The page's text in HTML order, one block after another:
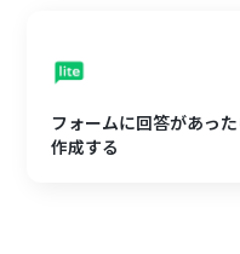
フォームに回答があっ
作成する